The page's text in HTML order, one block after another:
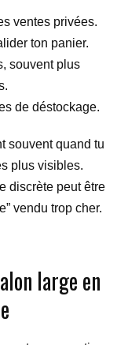
ventes privées.
ton panier.
souvent plus
de déstockage.
souvent quand tu
plus visibles.
discrète peut être
vendu trop cher.
large en